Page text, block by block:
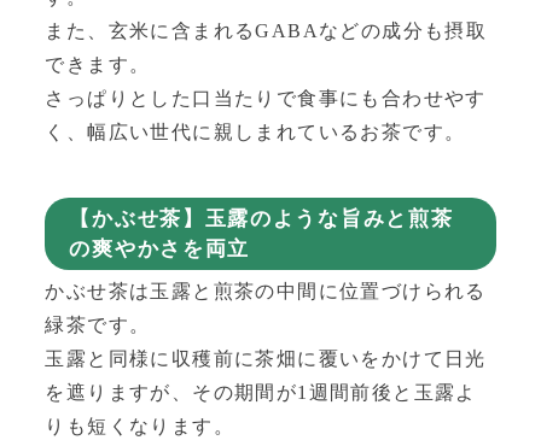
また、玄米に含まれるGABAなどの成分も摂取
できます。
さっぱりとした口当たりで食事にも合わせやす
く、幅広い世代に親しまれているお茶です。
【かぶせ茶】玉露のような旨みと煎茶
の爽やかさを両立
かぶせ茶は玉露と煎茶の中間に位置づけられる
緑茶です。
玉露と同様に収穫前に茶畑に覆いをかけて日光
を遮りますが、その期間が1週間前後と玉露よ
りも短くなります。